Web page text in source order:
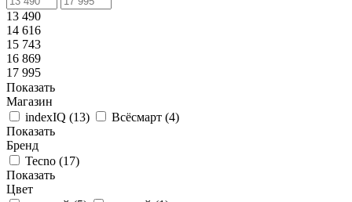
13 490
14 616
15 743
16 869
17 995
Показать
Магазин
indexIQ (13) Всёсмарт (4)
Показать
Бренд
Tecno (17)
Показать
Цвет